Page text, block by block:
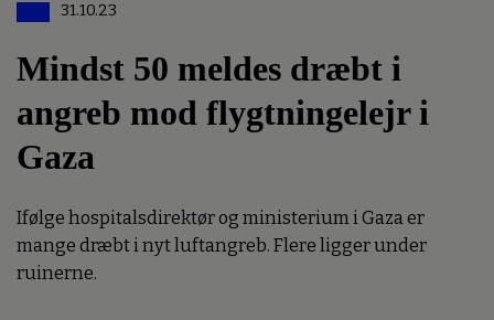
31.10.23
Mindst 50 meldes dræbt i
angreb mod flygtningelejr i
Gaza
Ifølge hospitalsdirektør og ministerium i Gaza er
mange dræbt i nyt luftangreb. Flere ligger under
ruinerne.